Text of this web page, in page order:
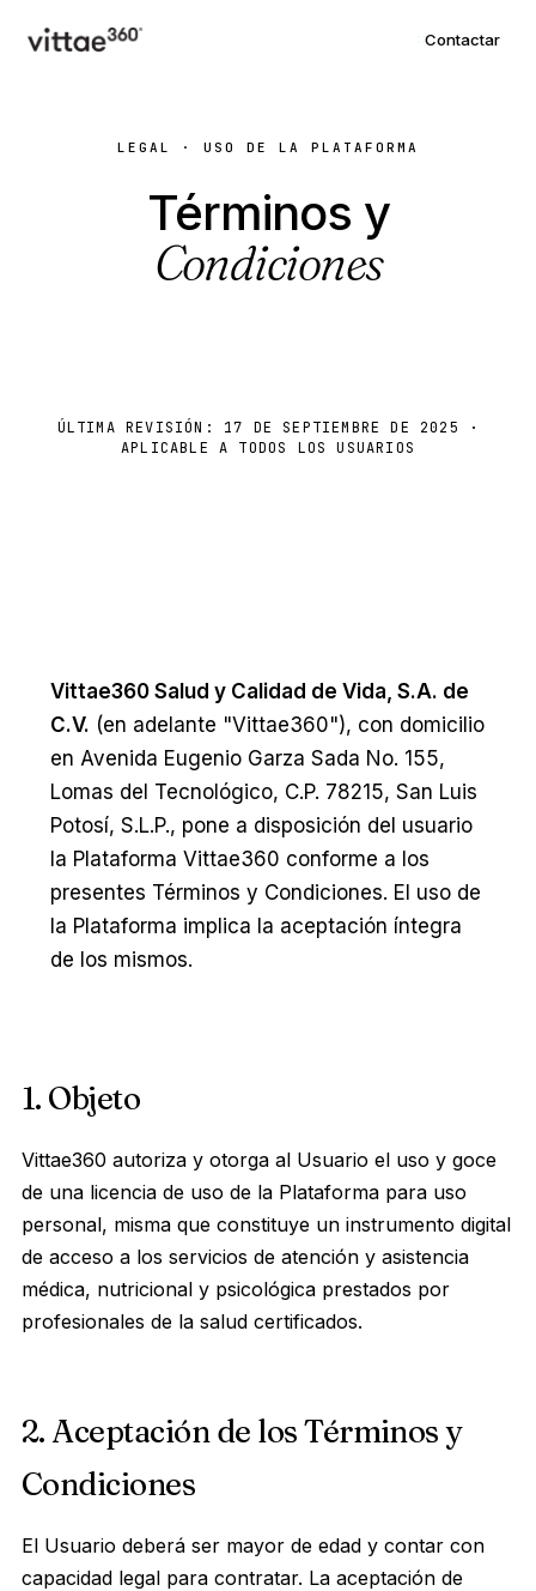
Contactar
LEGAL · USO DE LA PLATAFORMA
Términos y
Condiciones
ÚLTIMA REVISIÓN: 17 DE SEPTIEMBRE DE 2025 ·
APLICABLE A TODOS LOS USUARIOS
Vittae360 Salud y Calidad de Vida, S.A. de
C.V. (en adelante "Vittae360"), con domicilio
en Avenida Eugenio Garza Sada No. 155,
Lomas del Tecnológico, C.P. 78215, San Luis
Potosí, S.L.P., pone a disposición del usuario
la Plataforma Vittae360 conforme a los
presentes Términos y Condiciones. El uso de
la Plataforma implica la aceptación íntegra
de los mismos.
1. Objeto
Vittae360 autoriza y otorga al Usuario el uso y goce
de una licencia de uso de la Plataforma para uso
personal, misma que constituye un instrumento digital
de acceso a los servicios de atención y asistencia
médica, nutricional y psicológica prestados por
profesionales de la salud certificados.
2. Aceptación de los Términos y
Condiciones
El Usuario deberá ser mayor de edad y contar con
capacidad legal para contratar. La aceptación de